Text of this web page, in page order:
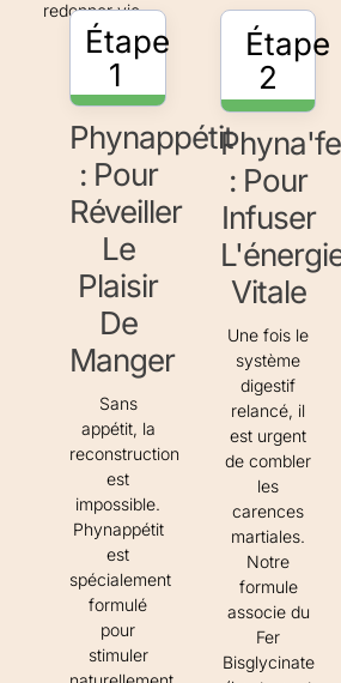
redonner vie.
Étape
1
Phynappétit
: Pour
Réveiller
Le
Plaisir
De
Manger
Sans
appétit, la
reconstruction
est
impossible.
Phynappétit
est
spécialement
formulé
pour
stimuler
Étape
2
: Pour
Infuser
Vitale
Une fois le
système
digestif
relancé, il
est urgent
de combler
les
carences
martiales.
Notre
formule
associe du
Fer
Bisglycinate